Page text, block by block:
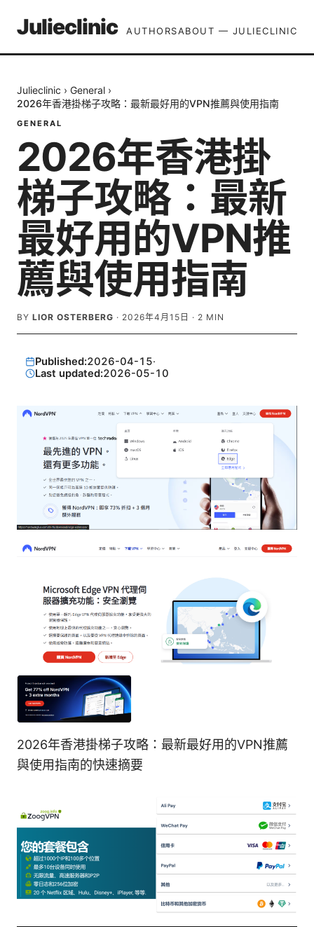
Julieclinic AUTHORSABOUT — JULIECLINIC
Julieclinic › General ›
2026年香港掛梯子攻略：最新最好用的VPN推薦與使用指南
GENERAL
2026年香港掛
梯子攻略：最新
最好用的VPN推
薦與使用指南
BY LIOR OSTERBERG · 2026年4月15日 · 2 MIN
Published:2026-04-15·
Last updated:2026-05-10
2026年香港掛梯子攻略：最新最好用的VPN推薦
與使用指南的快速摘要